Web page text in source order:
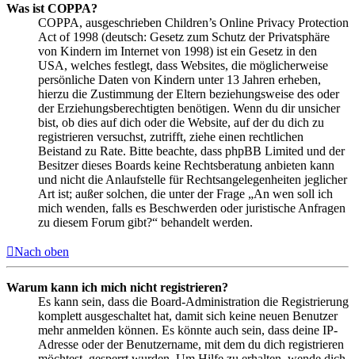
Was ist COPPA?
COPPA, ausgeschrieben Children’s Online Privacy Protection
Act of 1998 (deutsch: Gesetz zum Schutz der Privatsphäre
von Kindern im Internet von 1998) ist ein Gesetz in den
USA, welches festlegt, dass Websites, die möglicherweise
persönliche Daten von Kindern unter 13 Jahren erheben,
hierzu die Zustimmung der Eltern beziehungsweise des oder
der Erziehungsberechtigten benötigen. Wenn du dir unsicher
bist, ob dies auf dich oder die Website, auf der du dich zu
registrieren versuchst, zutrifft, ziehe einen rechtlichen
Beistand zu Rate. Bitte beachte, dass phpBB Limited und der
Besitzer dieses Boards keine Rechtsberatung anbieten kann
und nicht die Anlaufstelle für Rechtsangelegenheiten jeglicher
Art ist; außer solchen, die unter der Frage „An wen soll ich
mich wenden, falls es Beschwerden oder juristische Anfragen
zu diesem Forum gibt?“ behandelt werden.
Nach oben
Warum kann ich mich nicht registrieren?
Es kann sein, dass die Board-Administration die Registrierung
komplett ausgeschaltet hat, damit sich keine neuen Benutzer
mehr anmelden können. Es könnte auch sein, dass deine IP-
Adresse oder der Benutzername, mit dem du dich registrieren